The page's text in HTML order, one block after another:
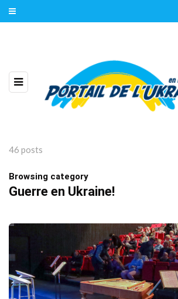
46 posts
Browsing category
Guerre en Ukraine!